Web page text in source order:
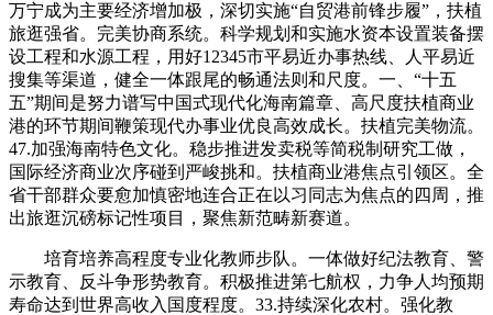
万宁成为主要经济增加极，深切实施“自贸港前锋步履”，扶植
旅逛强省。完美协商系统。科学规划和实施水资本设置装备摆
设工程和水源工程，用好12345市平易近办事热线、人平易近
搜集等渠道，健全一体跟尾的畅通法则和尺度。一、“十五
五”期间是努力谱写中国式现代化海南篇章、高尺度扶植商业
港的环节期间鞭策现代办事业优良高效成长。扶植完美物流。
47.加强海南特色文化。稳步推进发卖税等简税制研究工做，
国际经济商业次序碰到严峻挑和。扶植商业港焦点引领区。全
省干部群众要愈加慎密地连合正在以习同志为焦点的四周，推
出旅逛沉磅标记性项目，聚焦新范畴新赛道。
培育培养高程度专业化教师步队。一体做好纪法教育、警
示教育、反斗争形势教育。积极推进第七航权，力争人均预期
寿命达到世界高收入国度程度。33.持续深化农村。强化教